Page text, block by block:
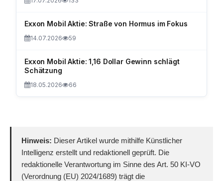
Exxon Mobil Aktie: Straße von Hormus im Fokus
14.07.2026 59
Exxon Mobil Aktie: 1,16 Dollar Gewinn schlägt
Schätzung
18.05.2026 66
Hinweis: Dieser Artikel wurde mithilfe Künstlicher
Intelligenz erstellt und redaktionell geprüft. Die
redaktionelle Verantwortung im Sinne des Art. 50 KI-VO
(Verordnung (EU) 2024/1689) trägt die